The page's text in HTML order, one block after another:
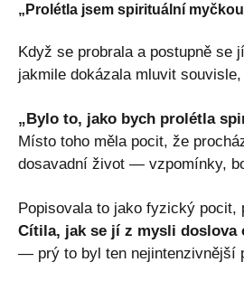
„Prolétla jsem spirituální
Když se probrala a postupně se
jakmile dokázala mluvit
„Bylo to, jako bych prolétla
Místo toho měla pocit, že
dosavadní život — vzpomínky,
Popisovala to jako fyzický
Cítila, jak se jí z mysli doslova
— prý to byl ten nejintenzivnější